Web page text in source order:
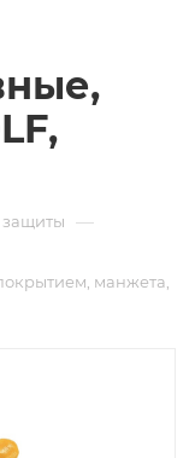
защиты —
манжета,